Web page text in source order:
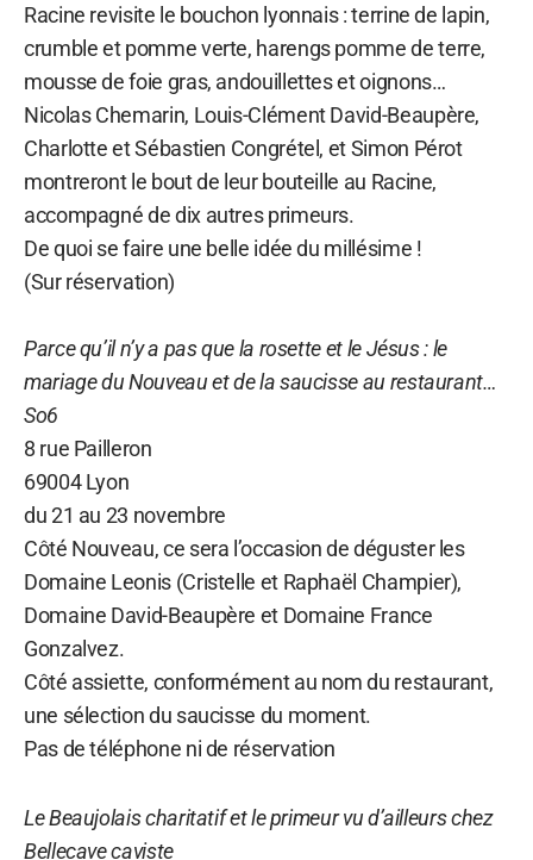
Racine revisite le bouchon lyonnais : terrine de lapin,
crumble et pomme verte, harengs pomme de terre,
mousse de foie gras, andouillettes et oignons…
Nicolas Chemarin, Louis-Clément David-Beaupère,
Charlotte et Sébastien Congrétel, et Simon Pérot
montreront le bout de leur bouteille au Racine,
accompagné de dix autres primeurs.
De quoi se faire une belle idée du millésime !
(Sur réservation)
Parce qu’il n’y a pas que la rosette et le Jésus : le
mariage du Nouveau et de la saucisse au restaurant…
So6
8 rue Pailleron
69004 Lyon
du 21 au 23 novembre
Côté Nouveau, ce sera l’occasion de déguster les
Domaine Leonis (Cristelle et Raphaël Champier),
Domaine David-Beaupère et Domaine France
Gonzalvez.
Côté assiette, conformément au nom du restaurant,
une sélection du saucisse du moment.
Pas de téléphone ni de réservation
Le Beaujolais charitatif et le primeur vu d’ailleurs chez
Bellecave caviste